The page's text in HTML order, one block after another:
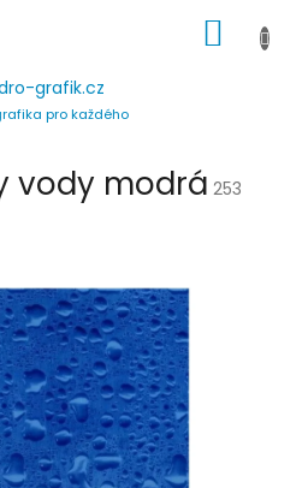
grafik.cz
pro každého
KOŠÍK
vody modrá 253